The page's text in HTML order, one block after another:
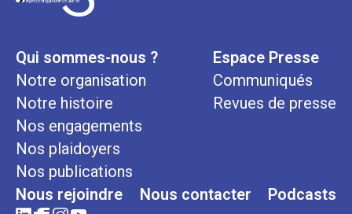
Qui sommes-nous ?
Notre organisation
Notre histoire
Nos engagements
Nos plaidoyers
Nos publications
Espace Presse
Communiqués
Revues de presse
Nous rejoindre Nous contacter Podcasts